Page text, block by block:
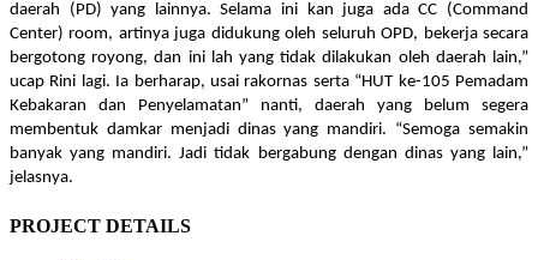
daerah (PD) yang lainnya. Selama ini kan juga ada CC (Command
Center) room, artinya juga didukung oleh seluruh OPD, bekerja secara
bergotong royong, dan ini lah yang tidak dilakukan oleh daerah lain,”
ucap Rini lagi. Ia berharap, usai rakornas serta “HUT ke-105 Pemadam
Kebakaran dan Penyelamatan” nanti, daerah yang belum segera
membentuk damkar menjadi dinas yang mandiri. “Semoga semakin
banyak yang mandiri. Jadi tidak bergabung dengan dinas yang lain,”
jelasnya.
PROJECT DETAILS